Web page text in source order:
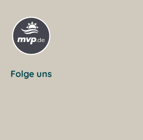
Folge uns